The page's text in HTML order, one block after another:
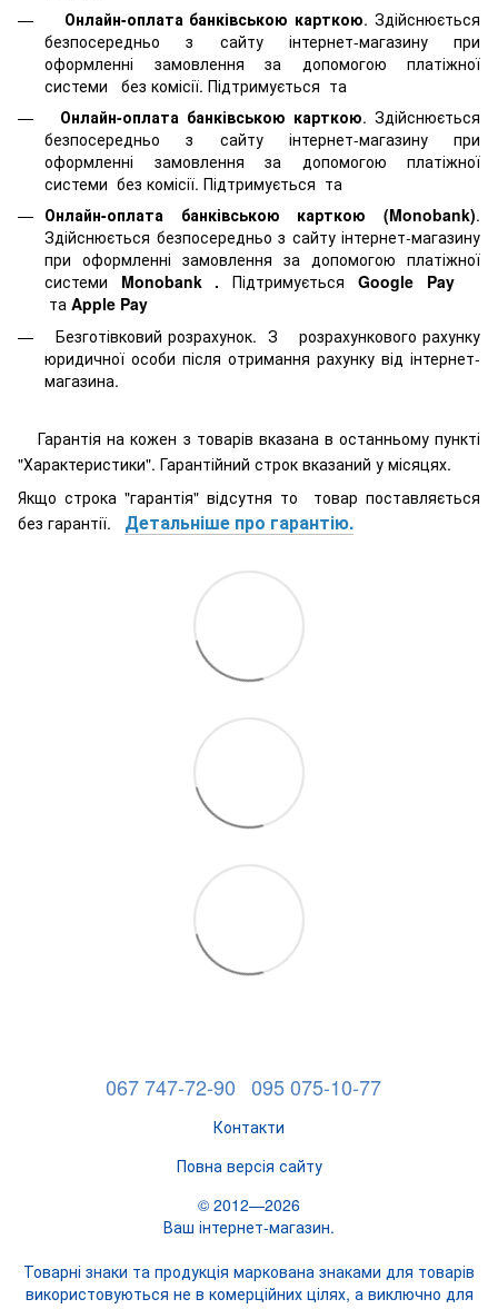
Онлайн-оплата банківською карткою. Здійснюється
безпосередньо з сайту інтернет-магазину при
оформленні замовлення за допомогою платіжної
системи
без комісії. Підтримується та
Онлайн-оплата банківською карткою. Здійснюється
безпосередньо з сайту інтернет-магазину при
оформленні замовлення за допомогою платіжної
системи без комісії. Підтримується та
Онлайн-оплата банківською карткою (Monobank).
Здійснюється безпосередньо з сайту інтернет-магазину
при оформленні замовлення за допомогою платіжної
системи Monobank .Підтримується Google Pay
та Apple Pay
Безготівковий розрахунок. З розрахункового рахунку
юридичної особи після отримання рахунку від інтернет-
магазина.
Гарантія на кожен з товарів вказана в останньому пункті
"Характеристики". Гарантійний строк вказаний у місяцях.
Якщо строка "гарантія" відсутня то товар поставляється
без гарантії. Детальніше про гарантію.
067 747-72-90 095 075-10-77
Контакти
Повна версія сайту
© 2012—2026
Ваш інтернет-магазин.
Товарні знаки та продукція маркована знаками для товарів
використовуються не в комерційних цілях, а виключно для